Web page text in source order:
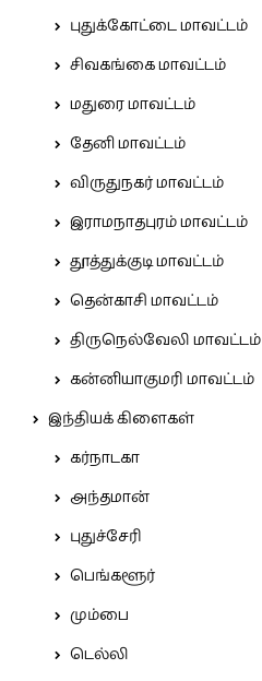
புதுக்கோட்டை மாவட்டம்
சிவகங்கை மாவட்டம்
மதுரை மாவட்டம்
தேனி மாவட்டம்
விருதுநகர் மாவட்டம்
இராமநாதபுரம் மாவட்டம்
தூத்துக்குடி மாவட்டம்
தென்காசி மாவட்டம்
திருநெல்வேலி மாவட்டம்
கன்னியாகுமரி மாவட்டம்
இந்தியக் கிளைகள்
கர்நாடகா
அந்தமான்
புதுச்சேரி
பெங்களூர்
மும்பை
டெல்லி